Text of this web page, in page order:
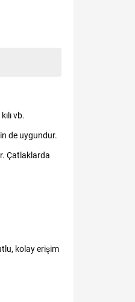
vb.
de uygundur.
Çatlaklarda
kolay erişim